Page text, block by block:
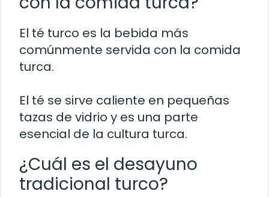
El té turco es la bebida más
comúnmente servida con la comida
turca.
El té se sirve caliente en pequeñas
tazas de vidrio y es una parte
esencial de la cultura turca.
¿Cuál es el desayuno
tradicional turco?